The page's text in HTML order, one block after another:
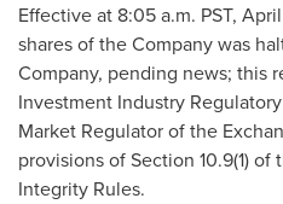
Effective at 8:05 a.m. PST, April
shares of the Company was
Company, pending news; this
Investment Industry
Market Regulator of the
provisions of Section 10.9(1)
Integrity Rules.